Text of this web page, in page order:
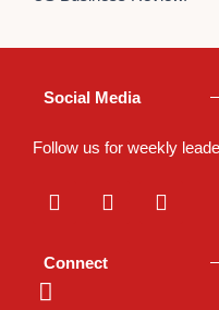
Social Media
Follow us for weekly
L
i
k
e
I
n
t
a
T
i
Connect